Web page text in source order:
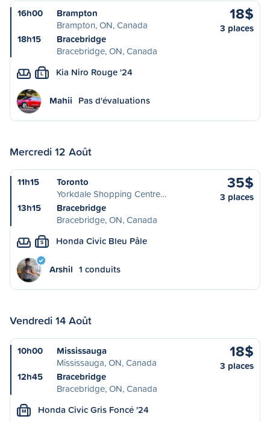
16h00
Brampton
Brampton, ON, Canada
18h15
Bracebridge
Bracebridge, ON, Canada
18$
3 places
L Kia Niro Rouge '24
Mahii Pas d'évaluations
Mercredi 12 Août
11h15
Toronto
Yorkdale Shopping Centre…
13h15
Bracebridge
Bracebridge, ON, Canada
35$
3 places
S Honda Civic Bleu Pâle
Arshil 1 conduits
Vendredi 14 Août
10h00
Mississauga
Mississauga, ON, Canada
12h45
Bracebridge
Bracebridge, ON, Canada
18$
3 places
M Honda Civic Gris Foncé '24